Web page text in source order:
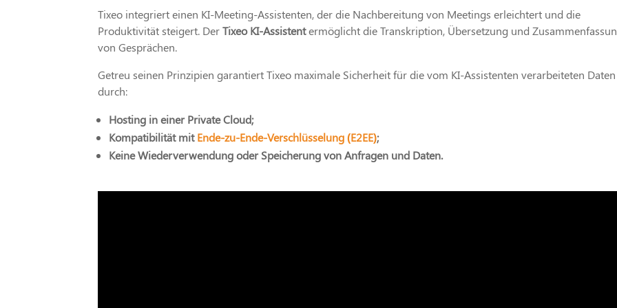
Tixeo integriert einen KI-Meeting-Assistenten, der die Nachbereitung von Meetings erleichtert und die
Produktivität steigert. DerTixeo KI-Assistentermöglicht die Transkription, Übersetzung und
von Gesprächen.
Getreu seinen Prinzipien garantiert Tixeo maximale Sicherheit für die vom KI-Assistenten verarbeiteten Daten
durch:
Hosting in einer Private Cloud;
Kompatibilität mitEnde-zu-Ende-Verschlüsselung (E2EE);
Keine Wiederverwendung oder Speicherung von Anfragen und Daten.